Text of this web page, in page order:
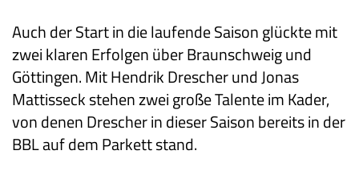
Auch der Start in die laufende Saison glückte mit
zwei klaren Erfolgen über Braunschweig und
Göttingen. Mit Hendrik Drescher und Jonas
Mattisseck stehen zwei große Talente im Kader,
von denen Drescher in dieser Saison bereits in der
BBL auf dem Parkett stand.